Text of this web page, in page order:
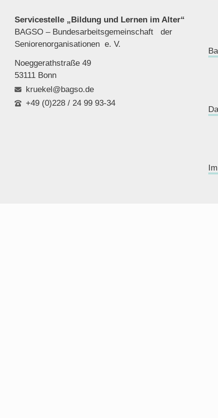
Servicestelle „Bildung und Lernen im Alter“
BAGSO – Bundesarbeitsgemeinschaft der
Seniorenorganisationen e. V.
Noeggerathstraße 49
53111 Bonn
kruekel@bagso.de
+49 (0)228 / 24 99 93-34